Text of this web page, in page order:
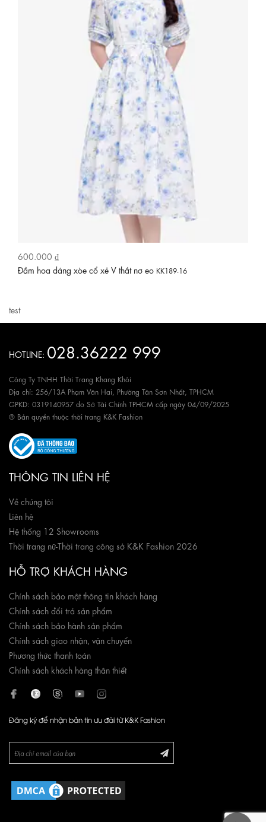
710.000 ₫
Đầm xô thêu hoa nhí cổ V phối ren KK189-28
test
HOTLINE: 028.36222 999
Công Ty TNHH Thời Trang Khang Khôi
Địa chỉ: 256/13A Phạm Văn Hai, Phường Tân Sơn Nhất, TPHCM
GPKD: 0319140957 do Sở Tài Chính TPHCM cấp ngày 04/09/2025
® Bản quyền thuộc thời trang K&K Fashion
THÔNG TIN LIÊN HỆ
Về chúng tôi
Liên hệ
Hệ thống 12 Showrooms
Thời trang nữ-Thời trang công sở K&K Fashion 2026
HỖ TRỢ KHÁCH HÀNG
Chính sách bảo mật thông tin khách hàng
Chính sách đổi trả sản phẩm
Chính sách bảo hành sản phẩm
Chính sách giao nhận, vận chuyển
Phương thức thanh toán
Chính sách khách hàng thân thiết
Đăng ký để nhận bản tin ưu đãi từ K&K Fashion